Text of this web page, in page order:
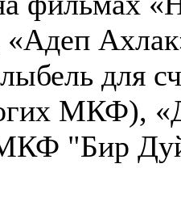
«Адеп
для
МКФ),
"Бир